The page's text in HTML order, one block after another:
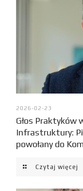
2026-02-23
Głos
Infrastruktury:
powołany do
Czytaj więcej